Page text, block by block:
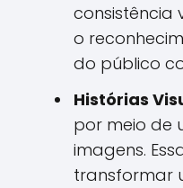
consistência
o
do público
Histórias
por meio de
imagens.
transformar